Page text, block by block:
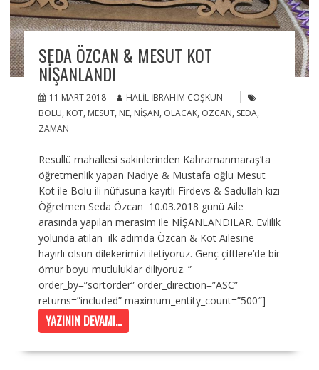
SEDA ÖZCAN & MESUT KOT
NIŞANLANDI
11 MART 2018
HALIL İBRAHIM COŞKUN
BOLU, KOT, MESUT, NE, NIŞAN, OLACAK, ÖZCAN, SEDA,
ZAMAN
Resullü mahallesi sakinlerinden Kahramanmaraş’ta
öğretmenlik yapan Nadiye & Mustafa oğlu Mesut
Kot ile Bolu ili nüfusuna kayıtlı Firdevs & Sadullah kızı
Öğretmen Seda Özcan 10.03.2018 günü Aile
arasında yapılan merasim ile NİŞANLANDILAR. Evlilik
yolunda atılan ilk adımda Özcan & Kot Ailesine
hayırlı olsun dilekerimizi iletiyoruz. Genç çiftlere’de bir
ömür boyu mutluluklar diliyoruz. ”
order_by=”sortorder” order_direction=”ASC”
returns=”included” maximum_entity_count=”500″]
YAZININ DEVAMI...